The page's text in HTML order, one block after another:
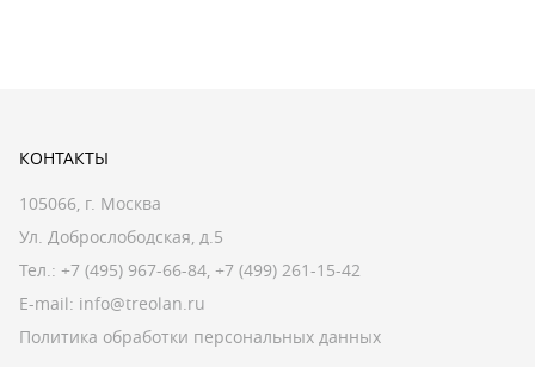
КОНТАКТЫ
105066, г. Москва
Ул. Доброслободская, д.5
Тел.: +7 (495) 967-66-84, +7 (499) 261-15-42
E-mail: info@treolan.ru
Политика обработки персональных данных